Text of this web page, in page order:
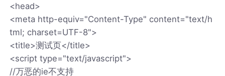
<head>
<meta http-equiv="Content-Type" content="text/h
tml; charset=UTF-8">
<title>测试页</title>
<script type="text/javascript">
//万恶的ie不支持